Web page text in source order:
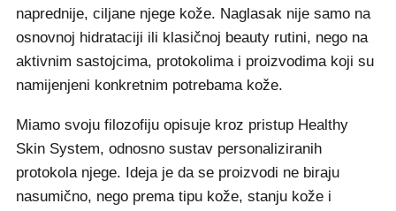
naprednije, ciljane njege kože. Naglasak nije samo na
osnovnoj hidrataciji ili klasičnoj beauty rutini, nego na
aktivnim sastojcima, protokolima i proizvodima koji su
namijenjeni konkretnim potrebama kože.
Miamo svoju filozofiju opisuje kroz pristup Healthy
Skin System, odnosno sustav personaliziranih
protokola njege. Ideja je da se proizvodi ne biraju
nasumično, nego prema tipu kože, stanju kože i